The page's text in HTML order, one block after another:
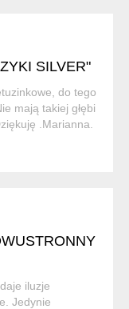
SILVER"
do tego
mają takiej głębi
.Marianna.
iluzje
Jedynie